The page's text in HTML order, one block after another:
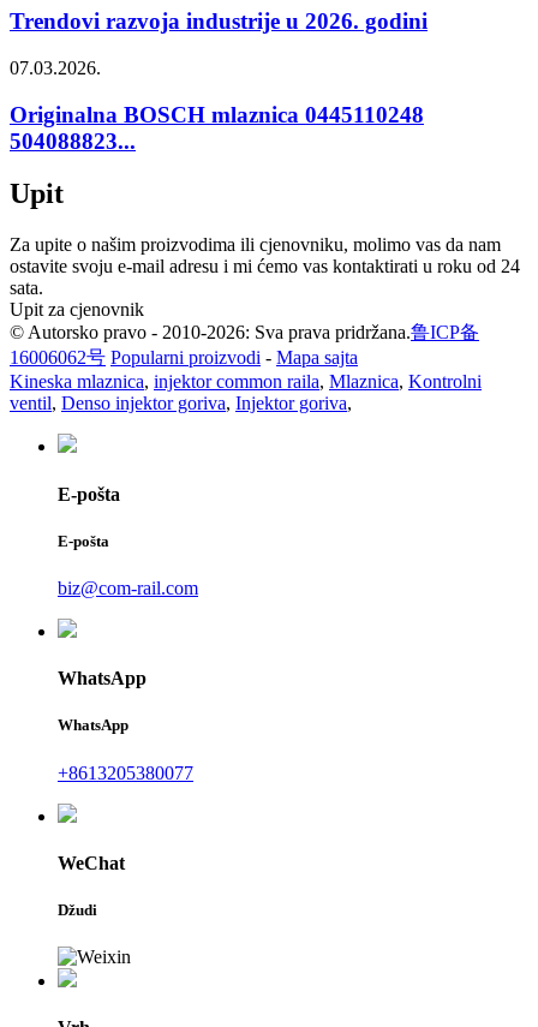
Trendovi razvoja industrije u 2026. godini
07.03.2026.
Originalna BOSCH mlaznica 0445110248
504088823...
Upit
Za upite o našim proizvodima ili cjenovniku, molimo vas da nam
ostavite svoju e-mail adresu i mi ćemo vas kontaktirati u roku od 24
sata.
Upit za cjenovnik
© Autorsko pravo - 2010-2026: Sva prava pridržana.鲁ICP备
16006062号 Popularni proizvodi - Mapa sajta
Kineska mlaznica, injektor common raila, Mlaznica, Kontrolni
ventil, Denso injektor goriva, Injektor goriva,
E-pošta
E-pošta
biz@com-rail.com
WhatsApp
WhatsApp
+8613205380077
WeChat
Džudi